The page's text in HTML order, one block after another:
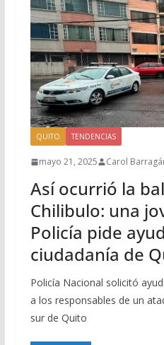
QUITO TENDENCIAS
mayo 21, 2025 Carol
Así ocurrió la
Chilibulo: una
Policía pide
ciudadanía de
Policía Nacional solicitó
a los responsables de un
sur de Quito